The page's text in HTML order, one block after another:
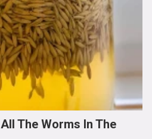
The Worms In The